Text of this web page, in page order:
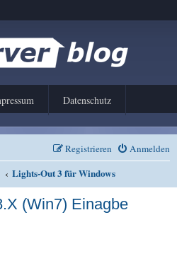
Datenschutz
Anmelden
Registrieren
Lights-Out 3 für Windows
(Win7) Einagbe